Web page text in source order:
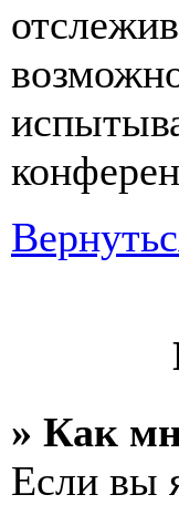
» Как
Если вы